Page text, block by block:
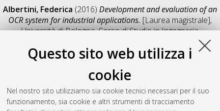
Questo sito web utilizza i
cookie
Nel nostro sito utilizziamo sia cookie tecnici necessari per il suo
funzionamento, sia cookie e altri strumenti di tracciamento
Albertini, Federica (2016) Development and evaluation of an
OCR system for industrial applications. [Laurea magistrale],
Università di Bologna, Corso di Studio inIngegneria
, Documento full-text non disponibile
Salva citazione
Condividi
Il full-text non è disponibile per scelta dell'autore. (
Abstract